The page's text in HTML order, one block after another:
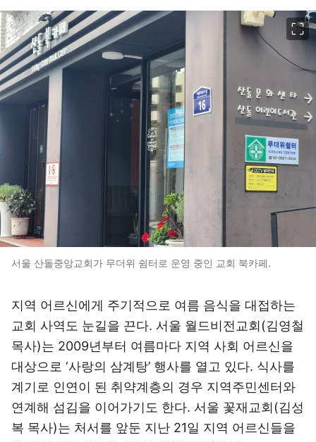
서울 산돌중앙교회가 무더위 쉼터로 운영 중인 교회 북카페.
지역 어르신에게 주기적으로 여름 음식을 대접하는
교회 사역도 눈길을 끈다. 서울 월드비전교회(김영철
목사)는 2009년부터 여름마다 지역 사회 어르신을
대상으로 ‘사랑의 삼계탕’ 행사를 열고 있다. 식사를
계기로 인연이 된 취약계층의 경우 지역주민센터와
연계해 섬김을 이어가기도 한다. 서울 꽃재교회(김성
복 목사)는 처서를 앞둔 지난 21일 지역 어르신들을